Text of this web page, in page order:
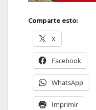
Comparte esto:
X
Facebook
WhatsApp
Imprimir